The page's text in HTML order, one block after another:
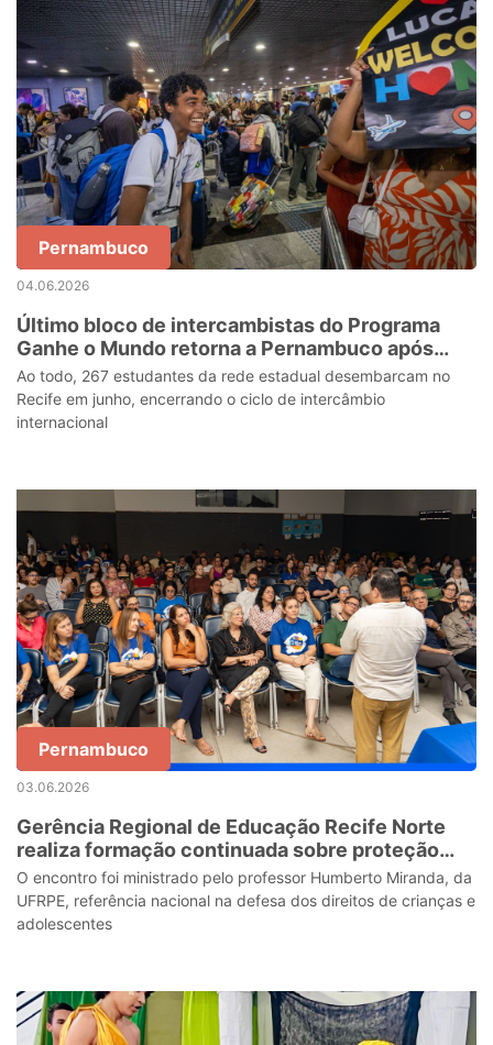
Pernambuco
04.06.2026
Último bloco de intercambistas do Programa
Ganhe o Mundo retorna a Pernambuco após
temporada no Canadá
Ao todo, 267 estudantes da rede estadual desembarcam no
Recife em junho, encerrando o ciclo de intercâmbio
internacional
Pernambuco
03.06.2026
Gerência Regional de Educação Recife Norte
realiza formação continuada sobre proteção
integral de crianças e adolescentes na era
digital
O encontro foi ministrado pelo professor Humberto Miranda, da
UFRPE, referência nacional na defesa dos direitos de crianças e
adolescentes